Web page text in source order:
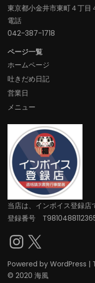
東京都小金井市東町４丁目
電話
042-387-1718‬
ページ一覧
ホームページ
吐きだめ日記
営業日
メニュー
当店は、インボイス登録店
登録番号
Instagram
X
Powered by WordPress |
© 2020 海風